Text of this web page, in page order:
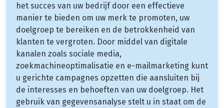
het succes van uw bedrijf door een effectieve
manier te bieden om uw merk te promoten, uw
doelgroep te bereiken en de betrokkenheid van
klanten te vergroten. Door middel van digitale
kanalen zoals sociale media,
zoekmachineoptimalisatie en e-mailmarketing kunt
u gerichte campagnes opzetten die aansluiten bij
de interesses en behoeften van uw doelgroep. Het
gebruik van gegevensanalyse stelt u in staat om de